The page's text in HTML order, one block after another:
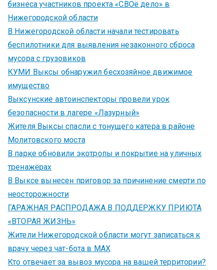
бизнеса участников проекта «СВОё дело» в
Нижегородской области
В Нижегородской области начали тестировать
беспилотники для выявления незаконного сброса
мусора с грузовиков
КУМИ Выксы обнаружил бесхозяйное движимое
имущество
Выксунские автоинспекторы провели урок
безопасности в лагере «Лазурный»
Жителя Выксы спасли с тонущего катера в районе
Молитовского моста
В парке обновили экотропы и покрытие на уличных
тренажёрах
В Выксе вынесен приговор за причинение смерти по
неосторожности
ГАРАЖНАЯ РАСПРОДАЖА В ПОДДЕРЖКУ ПРИЮТА
«ВТОРАЯ ЖИЗНЬ»
Жители Нижегородской области могут записаться к
врачу через чат-бота в MAX
Кто отвечает за вывоз мусора на вашей территории?